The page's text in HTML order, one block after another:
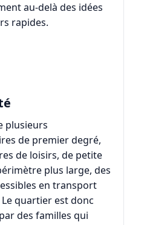
au-delà des idées
rapides.
plusieurs
de premier degré,
de loisirs, de petite
plus large, des
en transport
quartier est donc
des familles qui